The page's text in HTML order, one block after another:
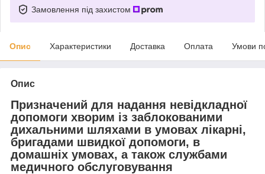
Замовлення під захистом
Опис Характеристики Доставка Оплата Умови
Опис
Призначений для надання невідкладної
допомоги хворим із заблокованими
дихальними шляхами в умовах лікарні,
бригадами швидкої допомоги, в
домашніх умовах, а також службами
медичного обслуговування